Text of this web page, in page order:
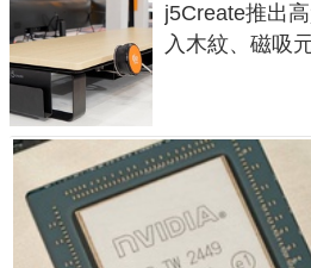
j5Create推出
入木紋、磁吸